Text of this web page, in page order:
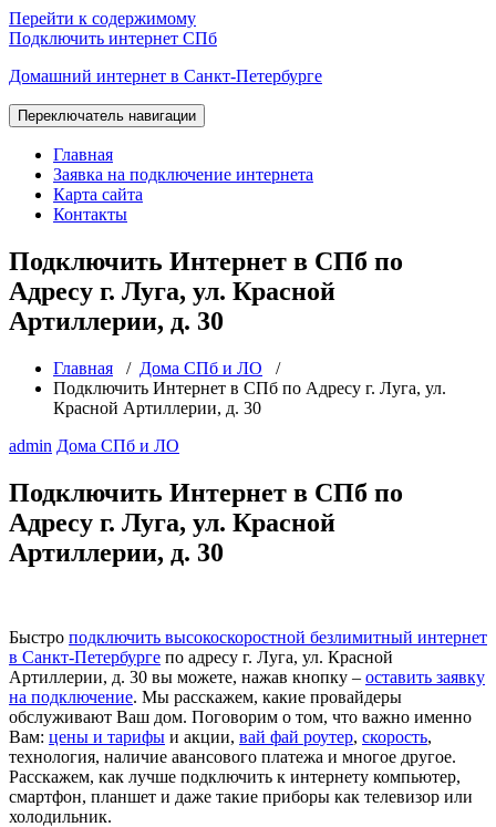
Перейти к содержимому
Подключить интернет СПб
Домашний интернет в Санкт-Петербурге
Переключатель навигации
Главная
Заявка на подключение интернета
Карта сайта
Контакты
Подключить Интернет в СПб по
Адресу г. Луга, ул. Красной
Артиллерии, д. 30
Главная / Дома СПб и ЛО /
Подключить Интернет в СПб по Адресу г. Луга, ул.
Красной Артиллерии, д. 30
admin Дома СПб и ЛО
Подключить Интернет в СПб по
Адресу г. Луга, ул. Красной
Артиллерии, д. 30
Быстро подключить высокоскоростной безлимитный интернет
в Санкт-Петербурге по адресу г. Луга, ул. Красной
Артиллерии, д. 30 вы можете, нажав кнопку – оставить заявку
на подключение. Мы расскажем, какие провайдеры
обслуживают Ваш дом. Поговорим о том, что важно именно
Вам: цены и тарифы и акции, вай фай роутер, скорость,
технология, наличие авансового платежа и многое другое.
Расскажем, как лучше подключить к интернету компьютер,
смартфон, планшет и даже такие приборы как телевизор или
холодильник.